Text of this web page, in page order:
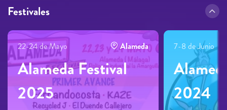
Festivales
22-24 de Mayo Alameda
Alameda Festival
2025
7-8 de Junio
2024